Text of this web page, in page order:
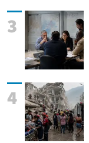
3
4